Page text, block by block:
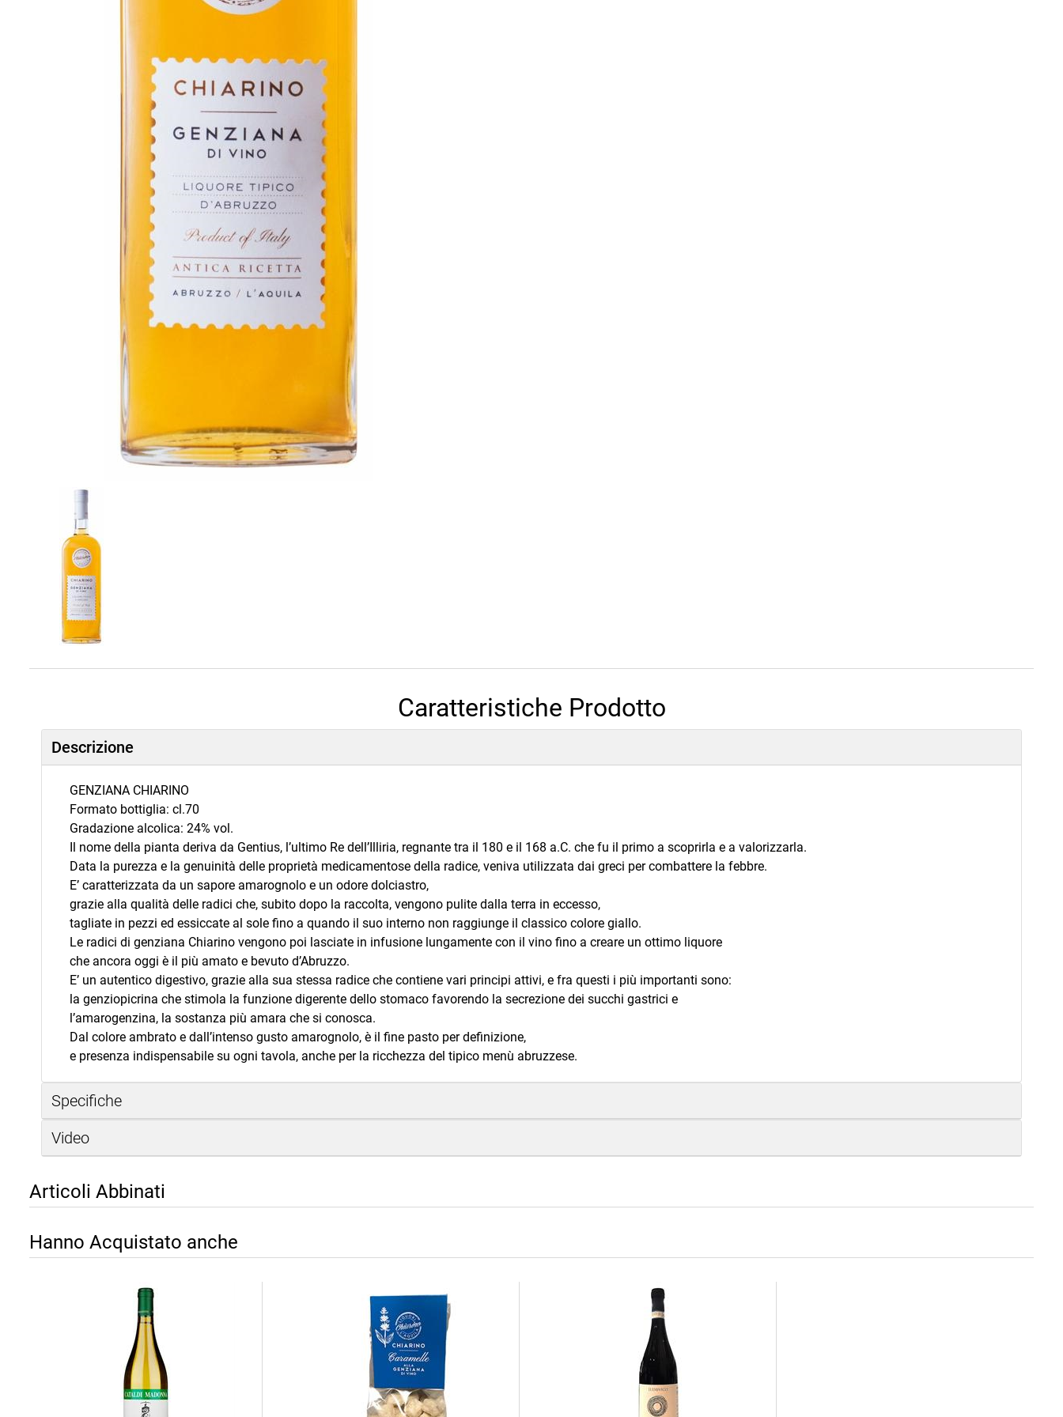
Caratteristiche Prodotto
Descrizione
GENZIANA CHIARINO
Formato bottiglia: cl.70
Gradazione alcolica: 24% vol.
Il nome della pianta deriva da Gentius, l’ultimo Re dell’Illiria, regnante tra il 180 e il 168 a.C. che fu il primo a scoprirla e a valorizzarla.
Data la purezza e la genuinità delle proprietà medicamentose della radice, veniva utilizzata dai greci per combattere la febbre.
E’ caratterizzata da un sapore amarognolo e un odore dolciastro,
grazie alla qualità delle radici che, subito dopo la raccolta, vengono pulite dalla terra in eccesso,
tagliate in pezzi ed essiccate al sole fino a quando il suo interno non raggiunge il classico colore giallo.
Le radici di genziana Chiarino vengono poi lasciate in infusione lungamente con il vino fino a creare un ottimo liquore
che ancora oggi è il più amato e bevuto d’Abruzzo.
E’ un autentico digestivo, grazie alla sua stessa radice che contiene vari principi attivi, e fra questi i più importanti sono:
la genziopicrina che stimola la funzione digerente dello stomaco favorendo la secrezione dei succhi gastrici e
l’amarogenzina, la sostanza più amara che si conosca.
Dal colore ambrato e dall’intenso gusto amarognolo, è il fine pasto per definizione,
e presenza indispensabile su ogni tavola, anche per la ricchezza del tipico menù abruzzese.
Specifiche
Video
Articoli Abbinati
Hanno Acquistato anche